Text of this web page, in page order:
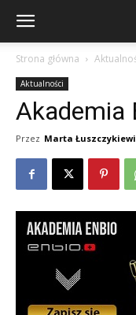
Strona główna
Aktualności
Akademia
Przez Marta